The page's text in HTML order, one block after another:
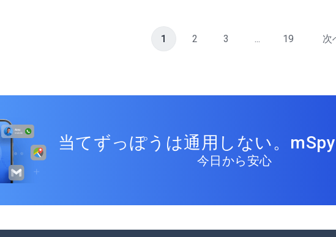
1 2 3 ... 19 次
当てずっぽうは通用しない。
今日から安心